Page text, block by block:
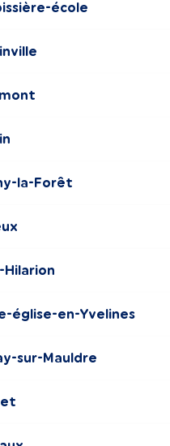
école
la-Forêt
Hilarion
église-en-Yvelines
sur-Mauldre